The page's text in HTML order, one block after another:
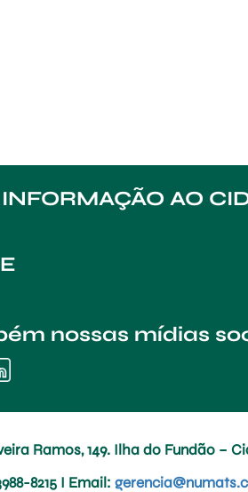
AO
nossas mídias
Ramos, 149. Ilha do Fundão –
8215 I Email: